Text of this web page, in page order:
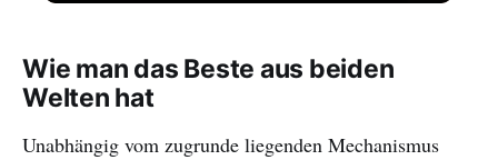
Wie man das Beste aus beiden
Welten hat
Unabhängig vom zugrunde liegenden Mechanismus